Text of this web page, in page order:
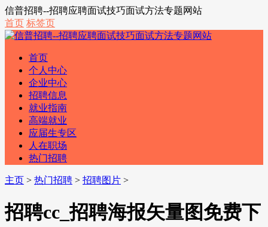
信普招聘--招聘应聘面试技巧面试方法专题网站
首页 标签页
首页
个人中心
企业中心
招聘信息
就业指南
高端就业
应届生专区
人在职场
热门招聘
主页 > 热门招聘 > 招聘图片 >
招聘cc_招聘海报矢量图免费下